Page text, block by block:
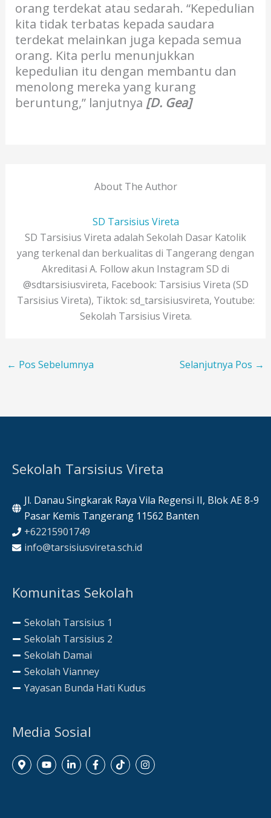
orang terdekat atau sedarah. “Kepedulian
kita tidak terbatas kepada saudara
terdekat melainkan juga kepada semua
orang. Kita perlu menunjukkan
kepedulian itu dengan membantu dan
menolong mereka yang kurang
beruntung,” lanjutnya [D. Gea]
About The Author
SD Tarsisius Vireta
SD Tarsisius Vireta adalah Sekolah Dasar Katolik
yang terkenal dan berkualitas di Tangerang dengan
Akreditasi A. Follow akun Instagram SD di
@sdtarsisiusvireta, Facebook: Tarsisius Vireta (SD
Tarsisius Vireta), Tiktok: sd_tarsisiusvireta, Youtube:
Sekolah Tarsisius Vireta.
← Pos Sebelumnya Selanjutnya Pos →
Sekolah Tarsisius Vireta
Jl. Danau Singkarak Raya Vila Regensi II, Blok AE 8-9
Pasar Kemis Tangerang 11562 Banten
+62215901749
info@tarsisiusvireta.sch.id
Komunitas Sekolah
Sekolah Tarsisius 1
Sekolah Tarsisius 2
Sekolah Damai
Sekolah Vianney
Yayasan Bunda Hati Kudus
Media Sosial